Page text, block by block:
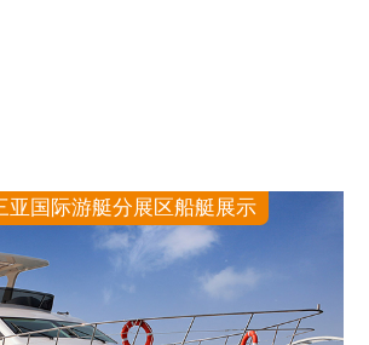
亚国际游艇分展区船艇展示